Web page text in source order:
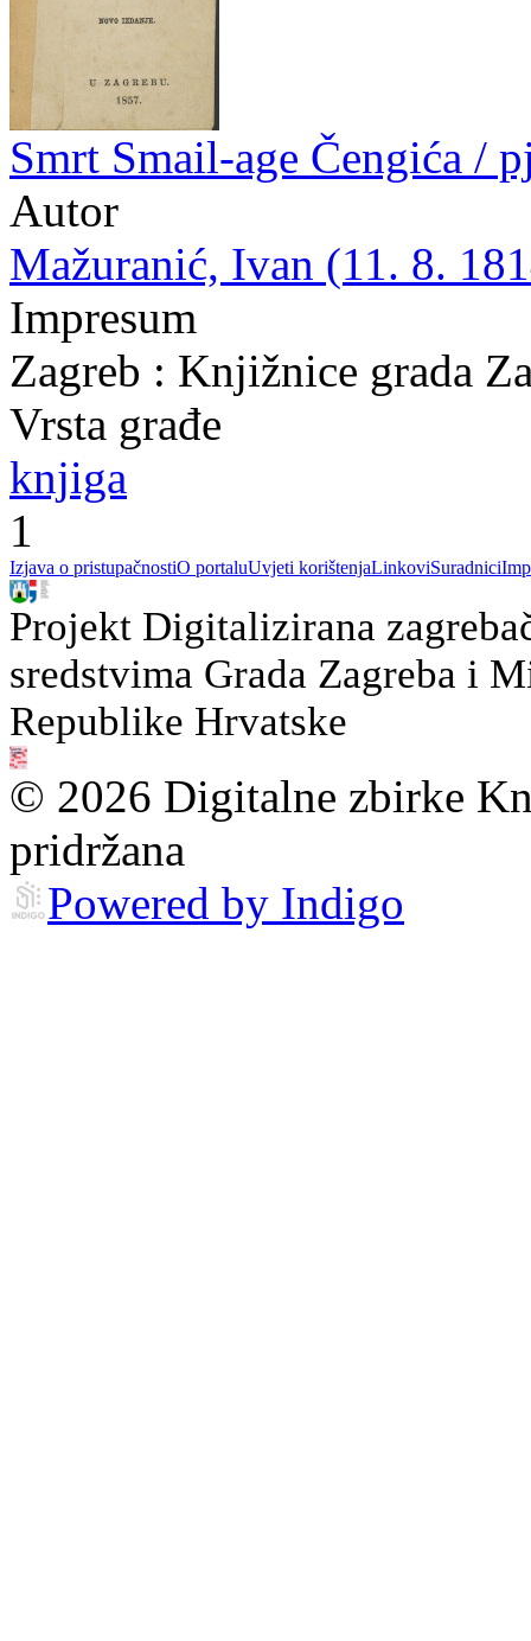
Smrt Smail-age Čengića /
Autor
Mažuranić, Ivan (11. 8.
Impresum
Zagreb : Knjižnice grada
Vrsta građe
knjiga
1
Izjava o pristupačnostiO portaluUvjeti korištenjaLinkoviSuradnici
Projekt Digitalizirana
sredstvima Grada Zagreba i
Republike Hrvatske
© 2026 Digitalne zbirke
pridržana
Powered by Indigo